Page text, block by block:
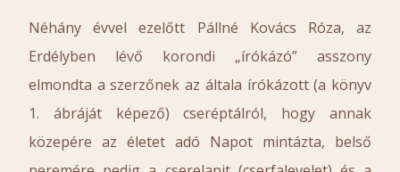
Néhány évvel ezelőtt Pállné Kovács Róza, az
Erdélyben lévő korondi „írókázó” asszony
elmondta a szerzőnek az általa írókázott (a könyv
1. ábráját képező) cseréptálról, hogy annak
közepére az életet adó Napot mintázta, belső